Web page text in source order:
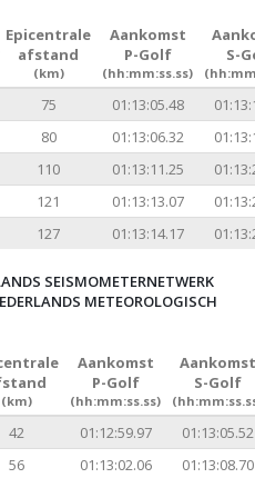
Epicentrale
afstand
(km)
Aankomst
P-Golf
(hh:mm:ss.ss)
S-
75 01:13:05.48
80 01:13:06.32
110 01:13:11.25
121 01:13:13.07
127 01:13:14.17
SEISMOMETERNETWERK
METEOROLOGISCH
(km)
Aankomst
P-Golf
(hh:mm:ss.ss)
Aankomst
S-Golf
42 01:12:59.97
01:13:05.52
56 01:13:02.06 01:13:08.70